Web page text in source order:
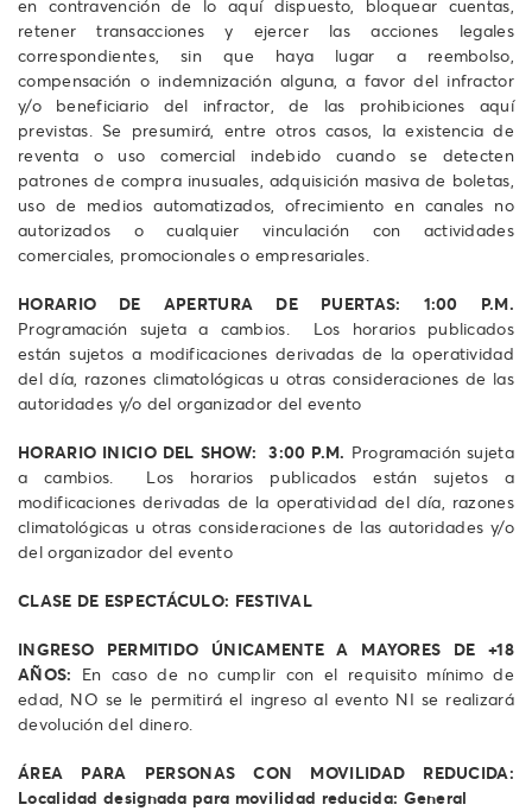
en contravención de lo aquí dispuesto, bloquear cuentas,
retener transacciones y ejercer las acciones legales
correspondientes, sin que haya lugar a reembolso,
compensación o indemnización alguna, a favor del infractor
y/o beneficiario del infractor, de las prohibiciones aquí
previstas. Se presumirá, entre otros casos, la existencia de
reventa o uso comercial indebido cuando se detecten
patrones de compra inusuales, adquisición masiva de boletas,
uso de medios automatizados, ofrecimiento en canales no
autorizados o cualquier vinculación con actividades
comerciales, promocionales o empresariales.
HORARIO DE APERTURA DE PUERTAS:
1:00 P.M.
Programación sujeta a cambios. Los horarios publicados
están sujetos a modificaciones derivadas de la operatividad
del día, razones climatológicas u otras consideraciones de las
autoridades y/o del organizador del evento
HORARIO INICIO DEL SHOW: 3:00 P.M. Programación sujeta
a cambios. Los horarios publicados están sujetos a
modificaciones derivadas de la operatividad del día, razones
climatológicas u otras consideraciones de las autoridades y/o
del organizador del evento
CLASE DE ESPECTÁCULO: FESTIVAL
INGRESO PERMITIDO ÚNICAMENTE A MAYORES DE +18
AÑOS: En caso de no cumplir con el requisito mínimo de
edad, NO se le permitirá el ingreso al evento NI se realizará
devolución del dinero.
ÁREA PARA PERSONAS CON MOVILIDAD REDUCIDA:
Localidad designada para movilidad reducida: General